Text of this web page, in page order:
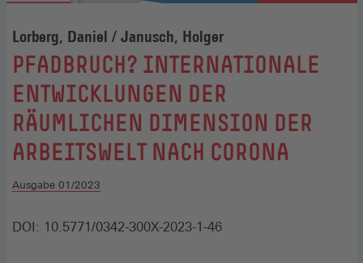
Lorberg, Daniel / Janusch, Holger
:
PFADBRUCH? INTERNATIONALE
ENTWICKLUNGEN DER
RÄUMLICHEN DIMENSION DER
ARBEITSWELT NACH CORONA
Ausgabe 01/2023
DOI: 10.5771/0342-300X-2023-1-46